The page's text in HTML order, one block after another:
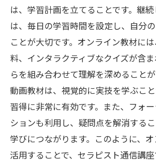
セラピスト通信講座で得ら
受講後のキャリアプランを
口コミで選ぶ！実際に役立つセ
講座ランキング
口コミ評価の高い講座を徹
実際の受講者が語る通信講
口コミを活用した講座選び
セラピスト通信講座の評判
受講生の声から学ぶ講座の
は、学習計画を立てることです。継
は、毎日の学習時間を設定し、自分
ことが大切です。オンライン教材に
料、インタラクティブなクイズが含
らを組み合わせて理解を深めること
動画教材は、視覚的に実技を学ぶこ
習得に非常に有効です。また、フォ
ションも利用し、疑問点を解消する
学びにつながります。このように、
活用することで、セラピスト通信講